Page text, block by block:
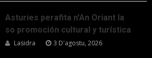
Asturies perafita n’An Oriant la
so promoción cultural y turística
Lasidra 3 D'agostu, 2026